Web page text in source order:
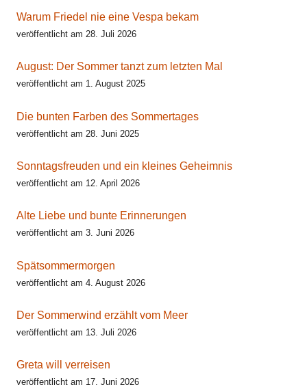
Warum Friedel nie eine Vespa bekam
veröffentlicht am 28. Juli 2026
August: Der Sommer tanzt zum letzten Mal
veröffentlicht am 1. August 2025
Die bunten Farben des Sommertages
veröffentlicht am 28. Juni 2025
Sonntagsfreuden und ein kleines Geheimnis
veröffentlicht am 12. April 2026
Alte Liebe und bunte Erinnerungen
veröffentlicht am 3. Juni 2026
Spätsommermorgen
veröffentlicht am 4. August 2026
Der Sommerwind erzählt vom Meer
veröffentlicht am 13. Juli 2026
Greta will verreisen
veröffentlicht am 17. Juni 2026